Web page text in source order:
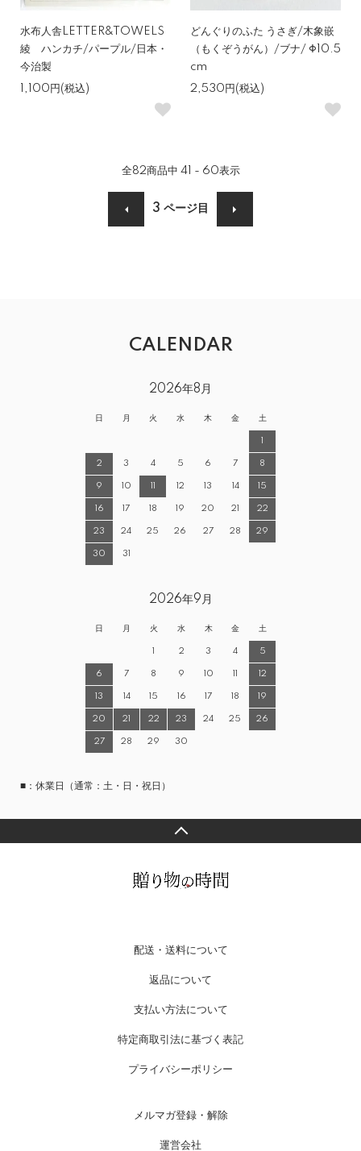
水布人舎LETTER&TOWELS
綾 ハンカチ/パープル/日本・
今治製
1,100円(税込)
どんぐりのふた うさぎ/木象嵌
（もくぞうがん）/ブナ/ Φ10.5
cm
2,530円(税込)
全82商品中 41 - 60表示
3 ページ目
CALENDAR
2026年8月
日 月 火 水 木 金 土
1
2 3 4 5 6 7 8
9 10 11 12 13 14 15
16 17 18 19 20 21 22
23 24 25 26 27 28 29
30 31
2026年9月
日 月 火 水 木 金 土
1 2 3 4 5
6 7 8 9 10 11 12
13 14 15 16 17 18 19
20 21 22 23 24 25 26
27 28 29 30
■：休業日（通常：土・日・祝日）
配送・送料について
返品について
支払い方法について
特定商取引法に基づく表記
プライバシーポリシー
メルマガ登録・解除
運営会社